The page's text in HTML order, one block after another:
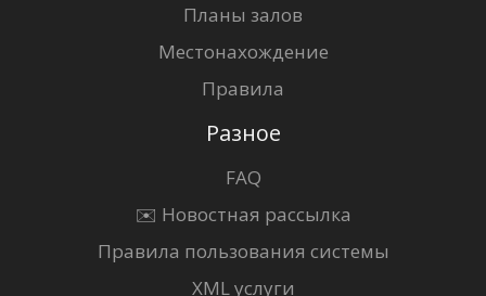
Планы залов
Местонахождение
Правила
Разное
FAQ
✉️ Новостная рассылка
Правила пользования системы
XML услуги